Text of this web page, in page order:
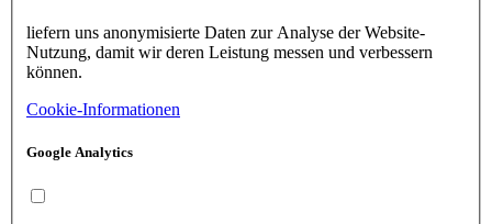
liefern uns anonymisierte Daten zur Analyse der Website-
Nutzung, damit wir deren Leistung messen und verbessern
können.
Cookie-Informationen
Google Analytics